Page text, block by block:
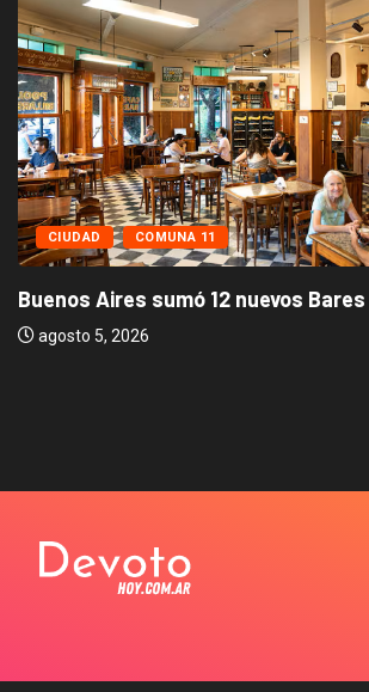
CIUDAD COMUNA 11
Buenos Aires sumó 12 nuevos
agosto 5, 2026